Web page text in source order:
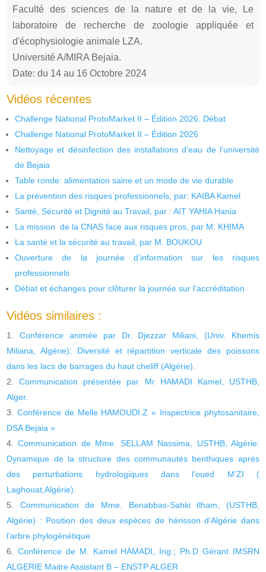
Faculté des sciences de la nature et de la vie, Le
laboratoire de recherche de zoologie appliquée et
d'écophysiologie animale LZA.
Université A/MIRA Bejaia.
Date: du 14 au 16 Octobre 2024
Vidéos récentes
Challenge National ProtoMarket II – Édition 2026. Débat
Challenge National ProtoMarket II – Édition 2026
Nettoyage et désinfection des installations d’eau de l’université
de Bejaia
Table ronde: alimentation saine et un mode de vie durable
La prévention des risques professionnels, par: KAIBA Kamel
Santé, Sécurité et Dignité au Travail, par : AIT YAHIA Hania
La mission de la CNAS face aux risques pros, par M. KHIMA
La santé et la sécurité au travail, par M. BOUKOU
Ouverture de la journée d’information sur les risques
professionnels
Débat et échanges pour clôturer la journée sur l’accréditation
Vidéos similaires :
Conférence animée par Dr. Djezzar Miliani, (Univ. Khemis
Miliana, Algérie): Diversité et répartition verticale des poissons
dans les lacs de barrages du haut cheliff (Algérie).
Communication présentée par Mr HAMADI Kamel, USTHB,
Alger.
Conférence de Melle HAMOUDI.Z « Inspectrice phytosanitaire,
DSA Bejaia »
Communication de Mme. SELLAM Nassima, USTHB, Algérie:
Dynamique de la structure des communautés benthiques après
des perturbations hydrologiques dans l’oued M’ZI (
Laghouat,Algérie).
Communication de Mme. Benabbas-Sahki Ilham, (USTHB,
Algérie) : Position des deux espèces de hérisson d’Algérie dans
l’arbre phylogénétique.
Conférence de M. Kamel HAMADI, Ing.; Ph.D Gérant IMSRN
ALGERIE Maitre Assistant B – ENSTP ALGER